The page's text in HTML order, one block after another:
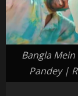
Bangla
Pandey |